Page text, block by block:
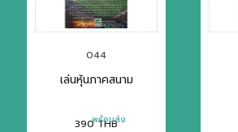
044
เล่นหุ้นภาคสนาม
390 THB
พร้อมส่ง